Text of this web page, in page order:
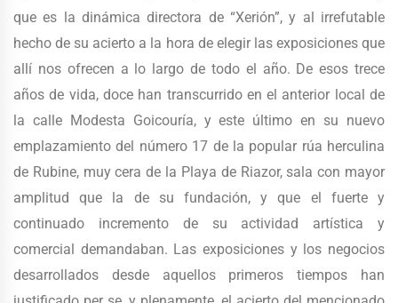
que es la dinámica directora de “Xerión”, y al irrefutable
hecho de su acierto a la hora de elegir las exposiciones que
allí nos ofrecen a lo largo de todo el año. De esos trece
años de vida, doce han transcurrido en el anterior local de
la calle Modesta Goicouría, y este último en su nuevo
emplazamiento del número 17 de la popular rúa herculina
de Rubine, muy cera de la Playa de Riazor, sala con mayor
amplitud que la de su fundación, y que el fuerte y
continuado incremento de su actividad artística y
comercial demandaban. Las exposiciones y los negocios
desarrollados desde aquellos primeros tiempos han